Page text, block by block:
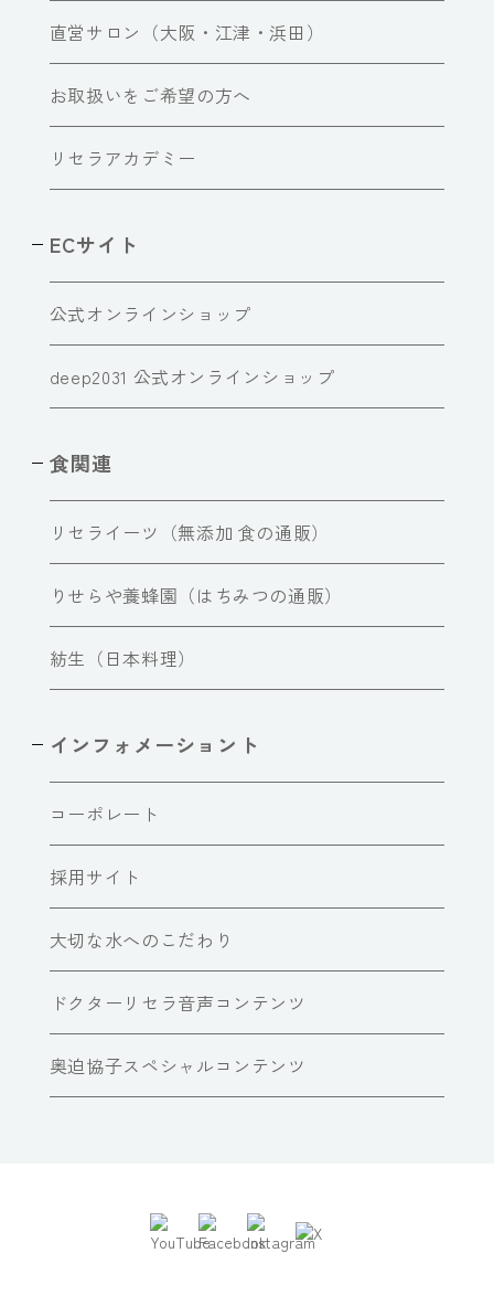
直営サロン（大阪・江津・浜田）
お取扱いをご希望の方へ
リセラアカデミー
ECサイト
公式オンラインショップ
deep2031 公式オンラインショップ
食関連
リセライーツ（無添加 食の通販）
りせらや養蜂園（はちみつの通販）
紡生（日本料理）
インフォメーショント
コーポレート
採用サイト
大切な水へのこだわり
ドクターリセラ音声コンテンツ
奥迫協子スペシャルコンテンツ